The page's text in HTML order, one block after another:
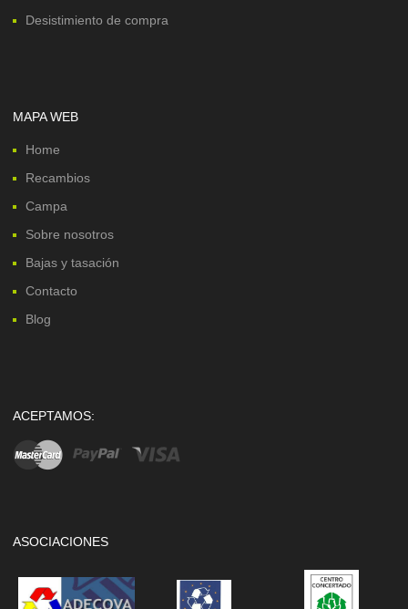
Desistimiento de compra
MAPA WEB
Home
Recambios
Campa
Sobre nosotros
Bajas y tasación
Contacto
Blog
ACEPTAMOS:
ASOCIACIONES